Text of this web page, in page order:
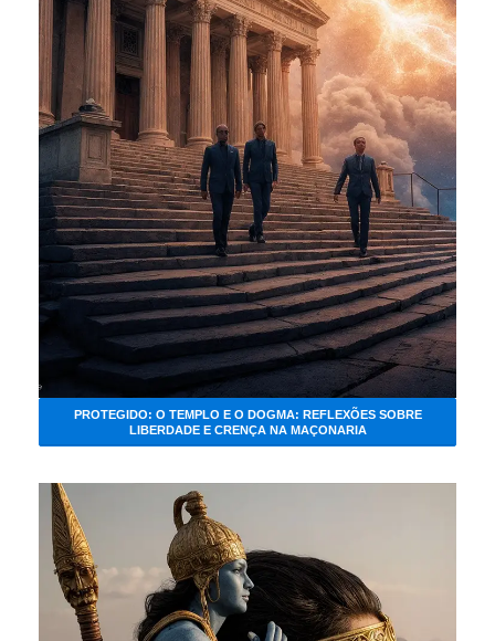
PROTEGIDO: O TEMPLO E O DOGMA: REFLEXÕES SOBRE
LIBERDADE E CRENÇA NA MAÇONARIA